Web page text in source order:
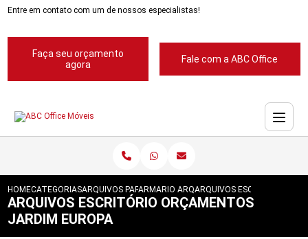
Entre em contato com um de nossos especialistas!
Faça seu orçamento
agora
Fale com a ABC Office
HOMECATEGORIASARQUIVOS PARA ESCRITORIOS
ARMARIO ARQUIVO PARA ESCRITORIO
ARQUIVOS ESCRITORIO
ARQUIVOS ESCRITÓRIO ORÇAMENTOS
JARDIM EUROPA